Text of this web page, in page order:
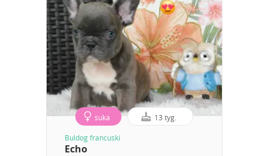
suka 13 tyg.
Buldog francuski
Echo